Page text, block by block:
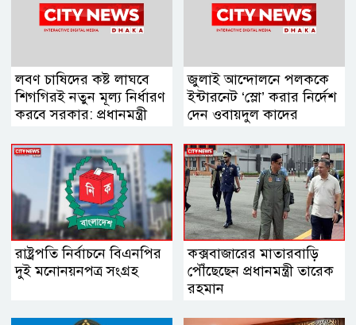
লবণ চাষিদের কষ্ট লাঘবে
শিগগিরই নতুন মূল্য নির্ধারণ
করবে সরকার: প্রধানমন্ত্রী
জুলাই আন্দোলনে পলককে
ইন্টারনেট ‘স্লো’ করার নির্দেশ
দেন ওবায়দুল কাদের
রাষ্ট্রপতি নির্বাচনে বিএনপির
দুই মনোনয়নপত্র সংগ্রহ
কক্সবাজারের মাতারবাড়ি
পৌঁছেছেন প্রধানমন্ত্রী তারেক
রহমান